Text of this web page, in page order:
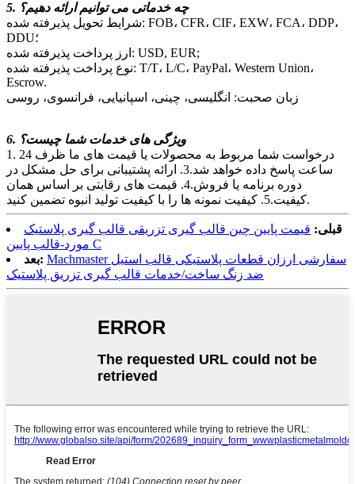
5. چه خدماتی می توانیم ارائه دهیم؟
شرایط تحویل پذیرفته شده: FOB، CFR، CIF، EXW، FCA، DDP،
DDU؛
ارز پرداخت پذیرفته شده: USD, EUR;
نوع پرداخت پذیرفته شده: T/T، L/C، PayPal، Western Union،
Escrow.
زبان صحبت: انگلیسی، چینی، اسپانیایی، فرانسوی، روسی
6. ویژگی های خدمات شما چیست؟
1. درخواست شما مربوط به محصولات یا قیمت های ما ظرف 24
ساعت پاسخ داده خواهد شد.3. ارائه پشتیبانی برای حل مشکل در
دوره برنامه یا فروش.4. قیمت های رقابتی بر اساس همان
کیفیت.5. کیفیت نمونه ها را با کیفیت تولید انبوه تضمین کنید.
قبلی: قیمت پایین چین قالب گیری تزریقی قالب گیری پلاستیک
مورد-قالب پایین C
بعد: Machmaster سفارشی ارزان قطعات پلاستیکی قالب استیل
ضد زنگ ساخت/خدمات قالب گیری تزریق پلاستیک